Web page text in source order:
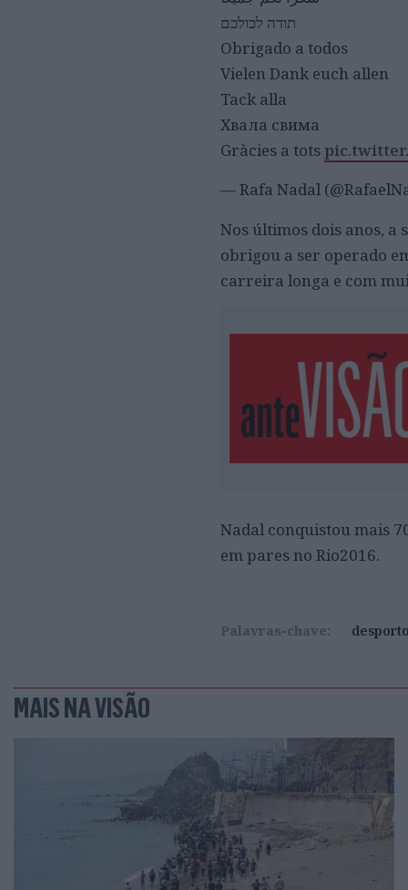
תודה לכולכם
Obrigado a todos
Vielen Dank euch allen
Tack alla
Хвала свима
Gràcies a tots
— Rafa Nadal
Nos últimos dois anos,
obrigou a ser operado
carreira longa e com
Nadal conquistou mais
em pares no Rio2016.
Palavras-chave:
MAIS NA VISÃO